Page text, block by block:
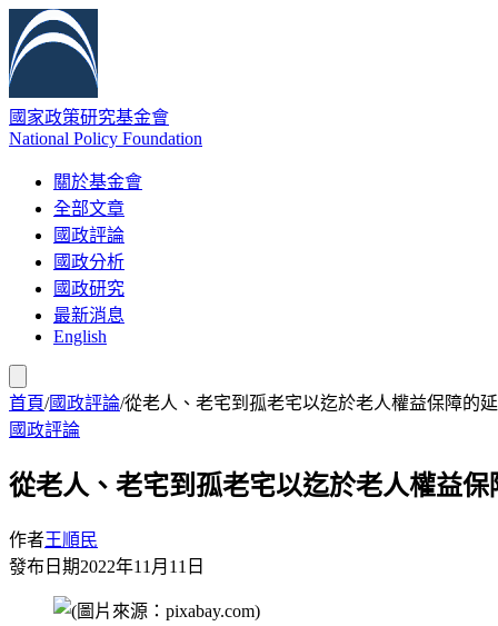
國家政策研究基金會
National Policy Foundation
關於基金會
全部文章
國政評論
國政分析
國政研究
最新消息
English
首頁/國政評論/從老人、老宅到孤老宅以迄於老人權益保障的
國政評論
從老人、老宅到孤老宅以迄於老人權益
作者王順民
發布日期2022年11月11日